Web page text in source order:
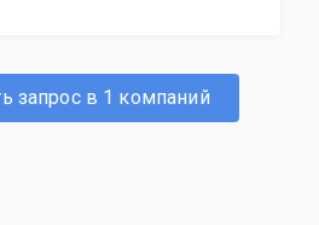
запрос в 1 компаний